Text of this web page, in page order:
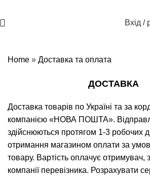
Вхід /
Home » Доставка та оплата
ДОСТАВКА
Доставка товарів по Україні та за
компанією «НОВА ПОШТА».
здійснюються протягом 1-3 робочих
отримання магазином оплати за
товару. Вартість оплачує отримувач,
компанії перевізника. Розрахувати